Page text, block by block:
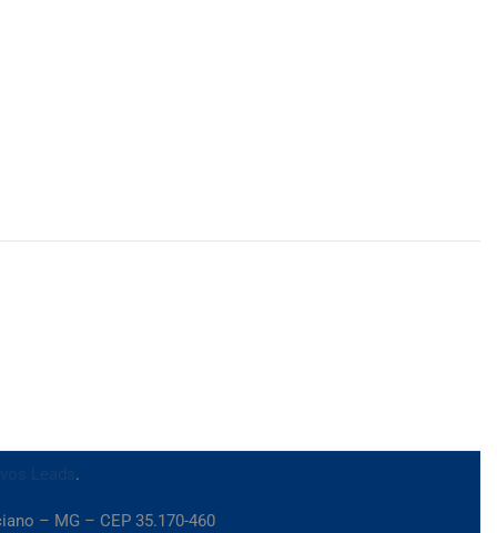
.
– MG – CEP 35.170-460